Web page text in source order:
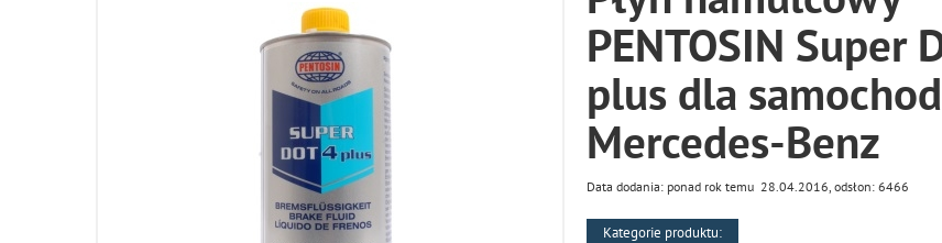
PENTOSIN Super
plus dla
Mercedes-Benz
Data dodania: ponad rok temu 28.04.2016, odsłon: 6466
Kategorie produktu: